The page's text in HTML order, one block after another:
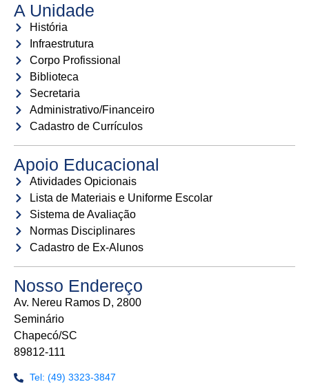
A Unidade
História
Infraestrutura
Corpo Profissional
Biblioteca
Secretaria
Administrativo/Financeiro
Cadastro de Currículos
Apoio Educacional
Atividades Opicionais
Lista de Materiais e Uniforme Escolar
Sistema de Avaliação
Normas Disciplinares
Cadastro de Ex-Alunos
Nosso Endereço
Av. Nereu Ramos D, 2800
Seminário
Chapecó/SC
89812-111
Tel: (49) 3323-3847